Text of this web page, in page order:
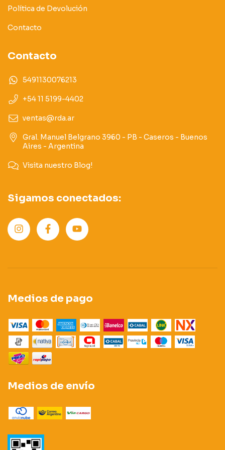
Política de Devolución
Contacto
Contacto
5491130076213
+54 11 5199-4402
ventas@rda.ar
Gral. Manuel Belgrano 3960 - PB - Caseros - Buenos
Aires - Argentina
Visita nuestro Blog!
Sigamos conectados:
Medios de pago
Medios de envío